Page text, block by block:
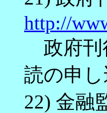
http://
政府刊
読の申
22) 金融